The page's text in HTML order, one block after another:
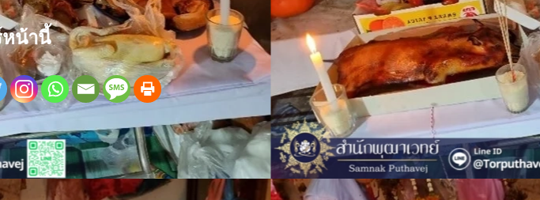
น้านี้